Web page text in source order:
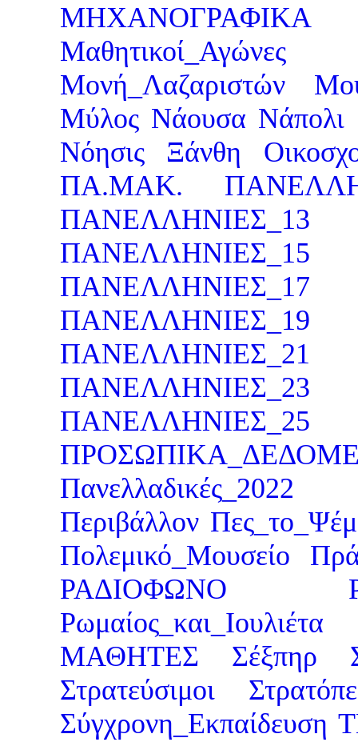
ΜΗΧΑΝΟΓΡΑΦΙΚΑ
Μαθητικοί_Αγώνες
Μονή_Λαζαριστών
Μύλος Νάουσα Νάπολι
Νόησις
Ξάνθη
ΠΑ.ΜΑΚ.
ΠΑΝΕΛΛΗΝΙΕΣ_13
ΠΑΝΕΛΛΗΝΙΕΣ_15
ΠΑΝΕΛΛΗΝΙΕΣ_17
ΠΑΝΕΛΛΗΝΙΕΣ_19
ΠΑΝΕΛΛΗΝΙΕΣ_21
ΠΑΝΕΛΛΗΝΙΕΣ_23
ΠΑΝΕΛΛΗΝΙΕΣ_25
Πανελλαδικές_2022
Περιβάλλον
Πολεμικό_Μουσείο
ΡΑΔΙΟΦΩΝΟ
Ρωμαίος_και_Ιουλιέτα
ΜΑΘΗΤΕΣ
Σέξπηρ
Στρατεύσιμοι
Σύγχρονη_Εκπαίδευση